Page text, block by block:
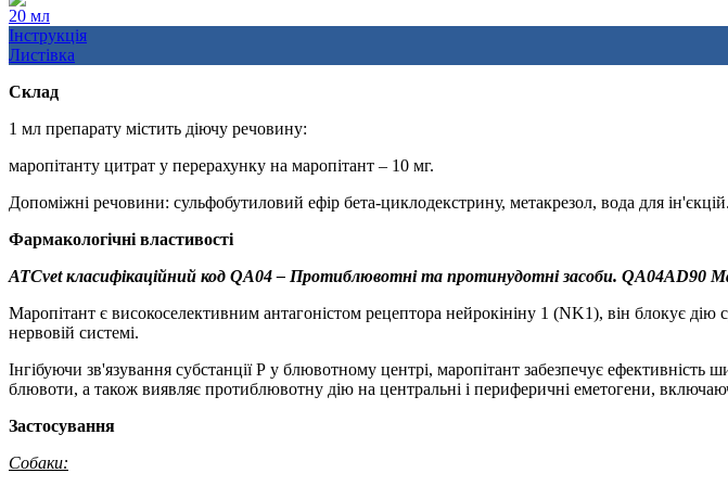
20 мл
Інструкція
Листівка
Склад
1 мл препарату містить діючу речовину:
маропітанту цитрат у перерахунку на маропітант – 10 мг.
Допоміжні речовини: сульфобутиловий ефір бета-циклодекстрину, метакрезол, вода для ін'єкцій.
Фармакологічні властивості
ATCvet класифікаційний код QA04 – Протиблювотні та протинудотні засоби. QA04AD90
Маропітант є високоселективним антагоністом рецептора нейрокініну 1 (NK1), він блокує
нервовій системі.
Інгібуючи зв'язування субстанції Р у блювотному центрі, маропітант забезпечує
блювоти, а також виявляє протиблювотну дію на центральні і периферичні еметогени,
Застосування
Собаки: